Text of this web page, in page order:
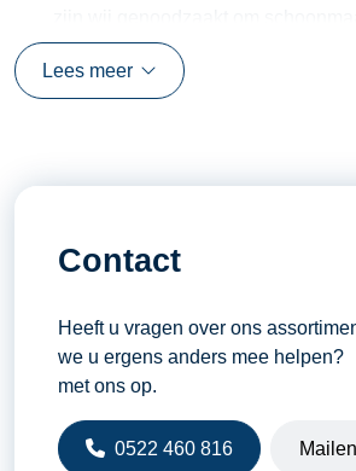
rekening te brengen.
Lees meer
Contact
Heeft u vragen over ons
we u ergens anders mee
met ons op.
0522 460 816 Mailen